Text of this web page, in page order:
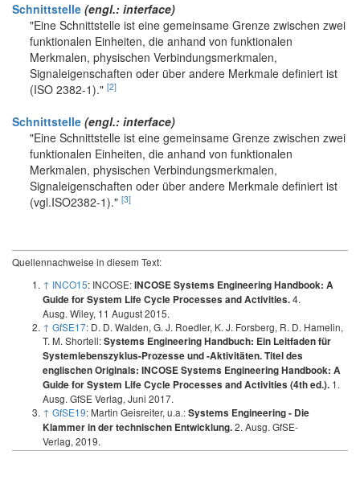
Schnittstelle (engl.: interface)
"Eine Schnittstelle ist eine gemeinsame Grenze zwischen zwei
funktionalen Einheiten, die anhand von funktionalen
Merkmalen, physischen Verbindungsmerkmalen,
Signaleigenschaften oder über andere Merkmale definiert ist
(ISO 2382‐1)."[2]
Schnittstelle (engl.: interface)
"Eine Schnittstelle ist eine gemeinsame Grenze zwischen zwei
funktionalen Einheiten, die anhand von funktionalen
Merkmalen, physischen Verbindungsmerkmalen,
Signaleigenschaften oder über andere Merkmale definiert ist
(vgl.ISO2382-1)."[3]
Quellennachweise in diesem Text:
↑ INCO15: INCOSE:INCOSE Systems Engineering Handbook: A
Guide for System Life Cycle Processes and Activities.4.
Ausg. Wiley, 11 August 2015.
↑ GfSE17: D. D. Walden, G. J. Roedler, K. J. Forsberg, R. D. Hamelin,
T. M. Shortell:Systems Engineering Handbuch: Ein Leitfaden für
Systemlebenszyklus-Prozesse und -Aktivitäten. Titel des
englischen Originals: INCOSE Systems Engineering Handbook: A
Guide for System Life Cycle Processes and Activities (4th ed.). 1.
Ausg. GfSE Verlag, Juni 2017.
↑ GfSE19: Martin Geisreiter, u.a.:Systems Engineering - Die
Klammer in der technischen Entwicklung.2. Ausg. GfSE-
Verlag, 2019.